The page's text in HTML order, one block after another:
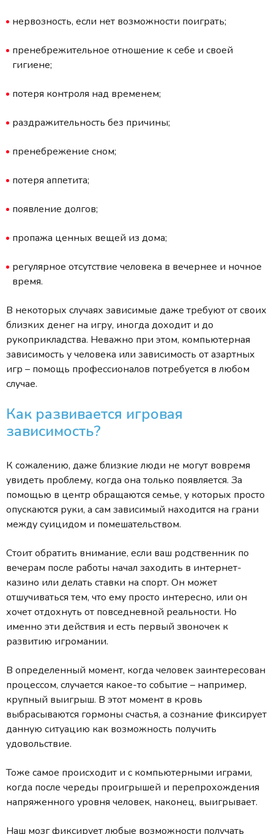
нервозность, если нет возможности поиграть;
пренебрежительное отношение к себе и своей
гигиене;
потеря контроля над временем;
раздражительность без причины;
пренебрежение сном;
потеря аппетита;
появление долгов;
пропажа ценных вещей из дома;
регулярное отсутствие человека в вечернее и ночное
время.
В некоторых случаях зависимые даже требуют от своих
близких денег на игру, иногда доходит и до
рукоприкладства. Неважно при этом, компьютерная
зависимость у человека или зависимость от азартных
игр – помощь профессионалов потребуется в любом
случае.
Как развивается игровая
зависимость?
К сожалению, даже близкие люди не могут вовремя
увидеть проблему, когда она только появляется. За
помощью в центр обращаются семье, у которых просто
опускаются руки, а сам зависимый находится на грани
между суицидом и помешательством.
Стоит обратить внимание, если ваш родственник по
вечерам после работы начал заходить в интернет-
казино или делать ставки на спорт. Он может
отшучиваться тем, что ему просто интересно, или он
хочет отдохнуть от повседневной реальности. Но
именно эти действия и есть первый звоночек к
развитию игромании.
В определенный момент, когда человек заинтересован
процессом, случается какое-то событие – например,
крупный выигрыш. В этот момент в кровь
выбрасываются гормоны счастья, а сознание фиксирует
данную ситуацию как возможность получить
удовольствие.
Тоже самое происходит и с компьютерными играми,
когда после череды проигрышей и перепрохождения
напряженного уровня человек, наконец, выигрывает.
Наш мозг фиксирует любые возможности получать